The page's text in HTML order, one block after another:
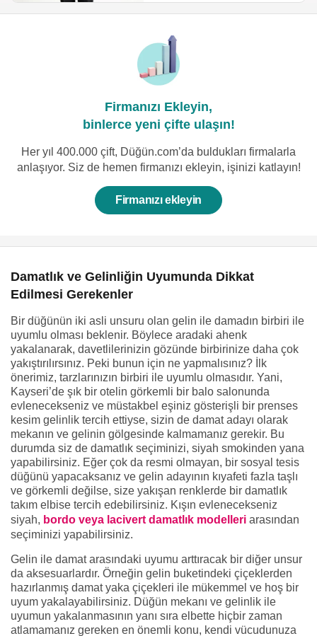
Firmanızı Ekleyin,
binlerce yeni çifte ulaşın!
Her yıl 400.000 çift, Düğün.com’da buldukları firmalarla
anlaşıyor. Siz de hemen firmanızı ekleyin, işinizi katlayın!
Firmanızı ekleyin
Damatlık ve Gelinliğin Uyumunda Dikkat
Edilmesi Gerekenler
Bir düğünün iki asli unsuru olan gelin ile damadın birbiri ile
uyumlu olması beklenir. Böylece aradaki ahenk
yakalanarak, davetlilerinizin gözünde birbirinize daha çok
yakıştırılırsınız. Peki bunun için ne yapmalısınız? İlk
önerimiz, tarzlarınızın birbiri ile uyumlu olmasıdır. Yani,
Kayseri’de şık bir otelin görkemli bir balo salonunda
evlenecekseniz ve müstakbel eşiniz gösterişli bir prenses
kesim gelinlik tercih ettiyse, sizin de damat adayı olarak
mekanın ve gelinin gölgesinde kalmamanız gerekir. Bu
durumda siz de damatlık seçiminizi, siyah smokinden yana
yapabilirsiniz. Eğer çok da resmi olmayan, bir sosyal tesis
düğünü yapacaksanız ve gelin adayının kıyafeti fazla taşlı
ve görkemli değilse, size yakışan renklerde bir damatlık
takım elbise tercih edebilirsiniz. Kışın evlenecekseniz
siyah, bordo veya lacivert damatlık modelleri arasından
seçiminizi yapabilirsiniz.
Gelin ile damat arasındaki uyumu arttıracak bir diğer unsur
da aksesuarlardır. Örneğin gelin buketindeki çiçeklerden
hazırlanmış damat yaka çiçekleri ile mükemmel ve hoş bir
uyum yakalayabilirsiniz. Düğün mekanı ve gelinlik ile
uyumun yakalanmasının yanı sıra elbette hiçbir zaman
atlamamanız gereken en önemli konu, kendi vücudunuza